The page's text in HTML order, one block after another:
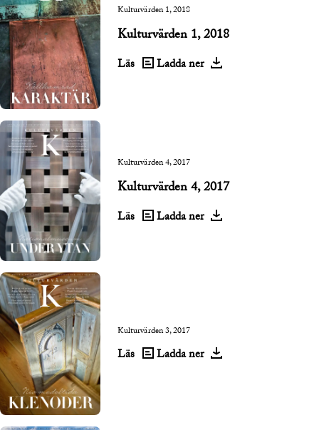
Kulturvärden 1, 2018
Kulturvärden 1, 2018
Läs Ladda ner
Kulturvärden 4, 2017
Kulturvärden 4, 2017
Läs Ladda ner
Kulturvärden 3, 2017
Läs Ladda ner